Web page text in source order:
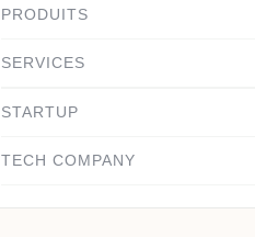
PRODUITS
SERVICES
STARTUP
TECH COMPANY